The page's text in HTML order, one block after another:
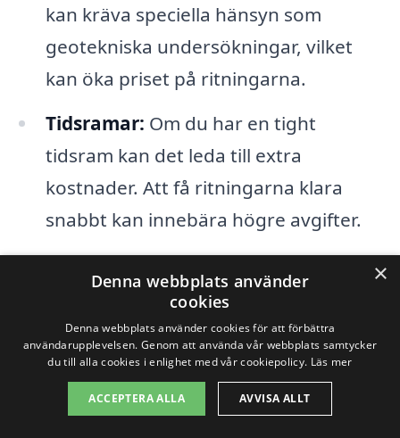
kan kräva speciella hänsyn som
geotekniska undersökningar, vilket
kan öka priset på ritningarna.
Tidsramar: Om du har en tight
tidsram kan det leda till extra
kostnader. Att få ritningarna klara
snabbt kan innebära högre avgifter.
För att få en rättvisande uppfattning om
kostnaden för bygglovsritningar i Vännäs
är det en bra idé att hämta in flera
offerter från olika företag. Detta erbjuder
dig möjlighet att jämföra priser och
×
Denna webbplats använder
cookies
Denna webbplats använder cookies för att förbättra
användarupplevelsen. Genom att använda vår webbplats samtycker
du till alla cookies i enlighet med vår cookiepolicy. Läs mer
ACCEPTERA ALLA AVVISA ALLT